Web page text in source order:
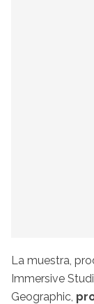
La muestra,
Immersive
Geographic,